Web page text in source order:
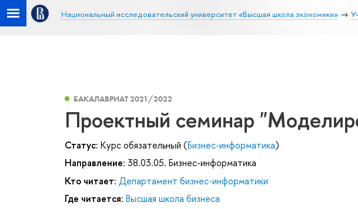
Национальный исследовательский университет «Высшая школа экономики»
БАКАЛАВРИАТ 2021/2022
Проектный семинар
Статус: Курс обязательный (Бизнес-информатика)
Направление: 38.03.05. Бизнес-информатика
Кто читает: Департамент бизнес-информатики
Где читается: Высшая школа бизнеса